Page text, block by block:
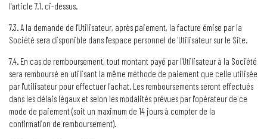
l’article 7.1. ci-dessus.
7.3. A la demande de l'Utilisateur, après paiement, la facture émise par la
Société sera disponible dans l'espace personnel de 'Utilisateur sur le Site.
7.4. En cas de remboursement, tout montant payé par l'Utilisateur à la Société
sera remboursé en utilisant la même méthode de paiement que celle utilisée
par l'utilisateur pour effectuer l'achat. Les remboursements seront effectués
dans les délais légaux et selon les modalités prévues par l'opérateur de ce
mode de paiement (soit un maximum de 14 jours à compter de la
confirmation de remboursement).